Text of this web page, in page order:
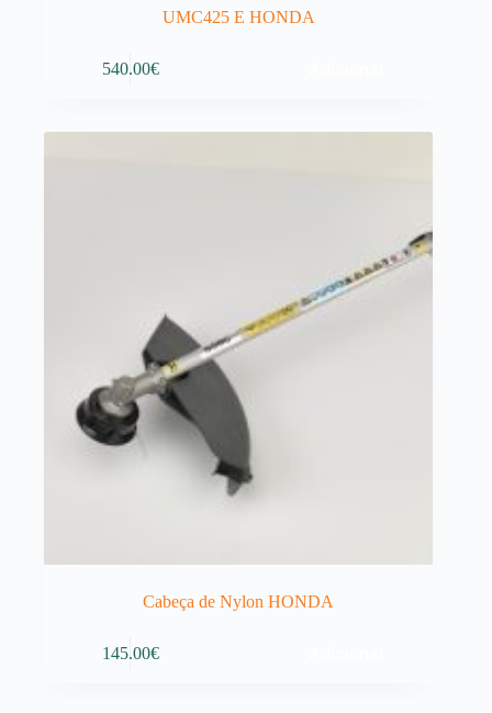
UMC425 E HONDA
540.00€
Cabeça de Nylon HONDA
145.00€